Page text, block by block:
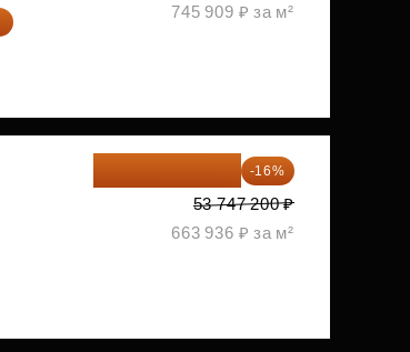
745 909 ₽ за м²
-16%
53 747 200 ₽
663 936 ₽ за м²